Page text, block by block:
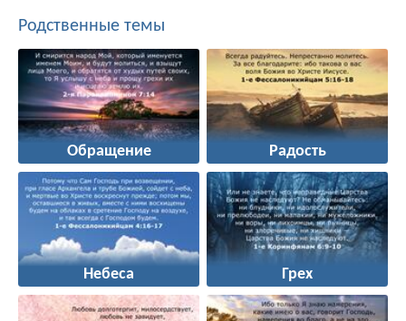
Родственные темы
Обращение Радость
Небеса Грех